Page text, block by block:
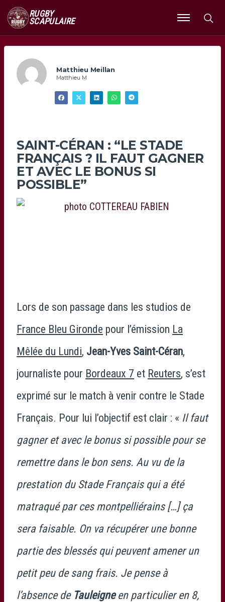
RUGBY
SCAPULAIRE
Ouvrir
le
Matthieu Meillan
Matthieu M
SAINT-CÉRAN : “LE STADE
FRANÇAIS ? IL FAUT GAGNER
ET AVEC LE BONUS SI
POSSIBLE”
Lors de son passage dans les studios de
France Bleu Gironde pour l’émission La
Mêlée du Lundi, Jean-Yves Saint-Céran,
journaliste pour Bordeaux 7 et Reuters, s’est
exprimé sur le match à venir contre le Stade
Français. Pour lui l’objectif est clair : « Il faut
gagner et avec le bonus si possible pour se
remettre dans le bon sens. Au vu de la
prestation du Stade Français qui a été
matraqué par ces montpelliérains […] ça
sera faisable. On va récupérer une bonne
partie des blessés qui peuvent amener un
petit peu de sang frais. Je pense à
l’absence de Tauleigneen particulier en 8,